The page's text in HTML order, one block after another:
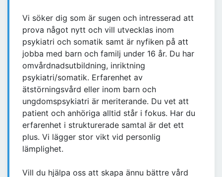
Vi söker dig som är sugen och intresserad att
prova något nytt och vill utvecklas inom
psykiatri och somatik samt är nyfiken på att
jobba med barn och familj under 16 år. Du har
omvårdnadsutbildning, inriktning
psykiatri/somatik. Erfarenhet av
ätstörningsvård eller inom barn och
ungdomspsykiatri är meriterande. Du vet att
patient och anhöriga alltid står i fokus. Har du
erfarenhet i strukturerade samtal är det ett
plus. Vi lägger stor vikt vid personlig
lämplighet.
Vill du hjälpa oss att skapa ännu bättre vård